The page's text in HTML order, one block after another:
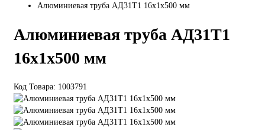
Алюминиевая труба АД31Т1 16х1х500 мм
Алюминиевая труба АД31Т1
16х1х500 мм
Код Товара: 1003791